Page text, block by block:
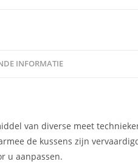
INFORMATIE
van diverse meet
de kussens zijn
u aanpassen.